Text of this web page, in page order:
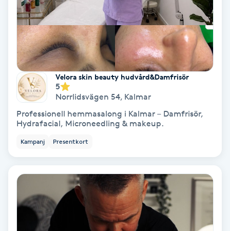
Kemisk peeling
Keratinbehandling
Kinesiologi
Kinesisk medicin
Kiropraktik
Klangmassage
Klippning & Slingor
Velora skin beauty hudvård&Damfrisör
5
Norrlidsvägen 54, Kalmar
Professionell hemmasalong i Kalmar – Damfrisör,
Hydrafacial, Microneedling & makeup.
Kampanj Presentkort